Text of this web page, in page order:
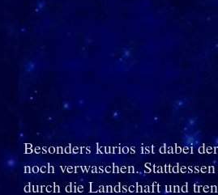
Besonders kurios ist dabei
noch verwaschen.
durch die Landschaft und